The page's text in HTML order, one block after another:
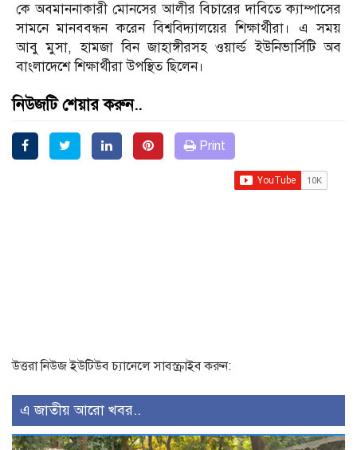
কে অবমাননাকারী মোনসের আলীর বিচারের দাবিতে ক্যাম্পাসের
সামনে মানববন্ধন করেন বিশ্ববিদ্যালয়ের শিক্ষার্থীরা। এ সময়
আবু মুসা, হামজা বিন জাহাঙ্গীরসহ ওয়ার্ল্ড ইউনিভার্সিটি অব
বাংলাদেশে শিক্ষার্থীরা উপস্থিত ছিলেন।
নিউজটি শেয়ার করুন..
Print
উত্তরা নিউজ ইউটিউব চ্যানেলে সাবস্ক্রাইব করুন:
এ জাতীয় আরো খবর..